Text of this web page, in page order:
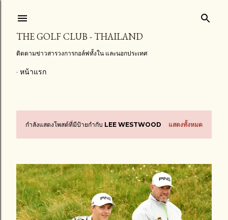
THE GOLF CLUB - THAILAND
ติดตามข่าวสารวงการกอล์ฟทั้งใน และนอกประเทศ
หน้าแรก
บ
ท
ค
ว
กำลังแสดงโพสต์ที่มีป้ายกำกับ LEE WESTWOOD แสดงทั้งหมด